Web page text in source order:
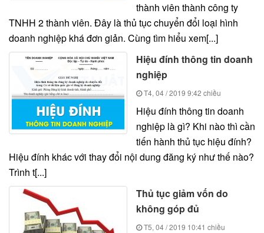
thành viên thành công ty
TNHH 2 thành viên. Đây là thủ tục chuyển đổi loại hình
doanh nghiệp khá đơn giản. Cùng tìm hiểu xem[...]
Hiệu đính thông tin doanh
nghiệp
T4, 04 / 2019 9:42 chiều
Hiệu đính thông tin doanh
nghiệp là gì? Khi nào thì cần
tiến hành thủ tục hiệu đính?
Hiệu đính khác với thay đổi nội dung đăng ký như thế nào?
Trình t[...]
Thủ tục giảm vốn do
không góp đủ
T5, 04 / 2019 10:41 chiều